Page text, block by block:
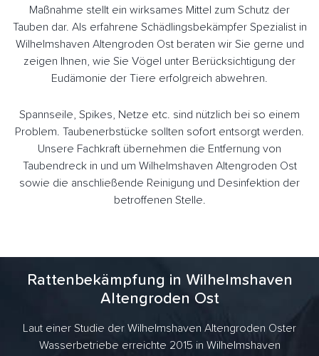
Maßnahme stellt ein wirksames Mittel zum Schutz der
Tauben dar. Als erfahrene Schädlingsbekämpfer Spezialist in
Wilhelmshaven Altengroden Ost beraten wir Sie gerne und
zeigen Ihnen, wie Sie Vögel unter Berücksichtigung der
Eudämonie der Tiere erfolgreich abwehren.
Spannseile, Spikes, Netze etc. sind nützlich bei so einem
Problem. Taubenerbstücke sollten sofort entsorgt werden.
Unsere Fachkraft übernehmen die Entfernung von
Taubendreck in und um Wilhelmshaven Altengroden Ost
sowie die anschließende Reinigung und Desinfektion der
betroffenen Stelle.
Rattenbekämpfung in Wilhelmshaven
Altengroden Ost
Laut einer Studie der Wilhelmshaven Altengroden Oster
Wasserbetriebe erreichte 2015 in Wilhelmshaven